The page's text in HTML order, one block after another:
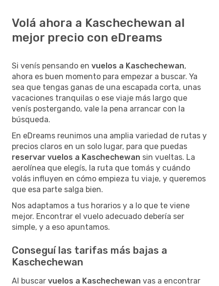
Volá ahora a Kaschechewan al
mejor precio con eDreams
Si venís pensando en vuelos a Kaschechewan,
ahora es buen momento para empezar a buscar. Ya
sea que tengas ganas de una escapada corta, unas
vacaciones tranquilas o ese viaje más largo que
venís postergando, vale la pena arrancar con la
búsqueda.
En eDreams reunimos una amplia variedad de rutas y
precios claros en un solo lugar, para que puedas
reservar vuelos a Kaschechewan sin vueltas. La
aerolínea que elegís, la ruta que tomás y cuándo
volás influyen en cómo empieza tu viaje, y queremos
que esa parte salga bien.
Nos adaptamos a tus horarios y a lo que te viene
mejor. Encontrar el vuelo adecuado debería ser
simple, y a eso apuntamos.
Conseguí las tarifas más bajas a
Kaschechewan
Al buscar vuelos a Kaschechewan vas a encontrar